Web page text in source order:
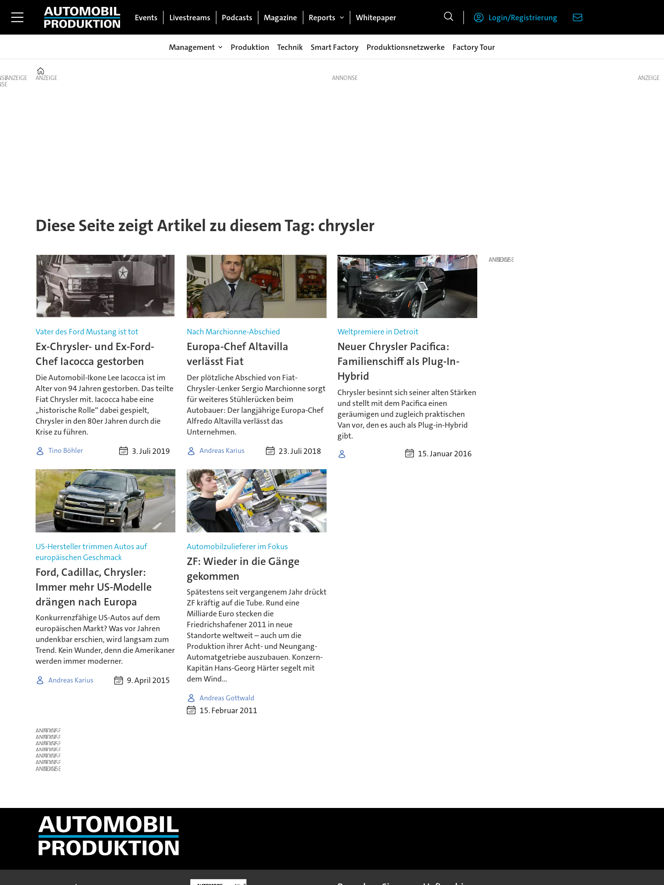
Events Livestreams Podcasts Magazine Reports Whitepaper Login/Registrierung
Management Produktion Technik Smart Factory Produktionsnetzwerke Factory Tour
ANZEIGE ANZEIGE
Diese Seite zeigt Artikel zu diesem Tag: chrysler
Vater des Ford Mustang ist tot
Ex-Chrysler- und Ex-Ford-
Chef Iacocca gestorben
Die Automobil-Ikone Lee Iacocca ist im
Alter von 94 Jahren gestorben. Das teilte
Fiat Chrysler mit. Iacocca habe eine
„historische Rolle“ dabei gespielt,
Chrysler in den 80er Jahren durch die
Krise zu führen.
Tino Böhler 3. Juli 2019
Nach Marchionne-Abschied
Europa-Chef Altavilla
verlässt Fiat
Der plötzliche Abschied von Fiat-
Chrysler-Lenker Sergio Marchionne sorgt
für weiteres Stühlerücken beim
Autobauer: Der langjährige Europa-Chef
Alfredo Altavilla verlässt das
Unternehmen.
Andreas Karius 23. Juli 2018
Weltpremiere in Detroit
Neuer Chrysler Pacifica:
Familienschiff als Plug-In-
Hybrid
Chrysler besinnt sich seiner alten Stärken
und stellt mit dem Pacifica einen
geräumigen und zugleich praktischen
Van vor, den es auch als Plug-in-Hybrid
gibt.
15. Januar 2016
ANZEIGE
US-Hersteller trimmen Autos auf
europäischen Geschmack
Ford, Cadillac, Chrysler:
Immer mehr US-Modelle
drängen nach Europa
Konkurrenzfähige US-Autos auf dem
europäischen Markt? Was vor Jahren
undenkbar erschien, wird langsam zum
Trend. Kein Wunder, denn die Amerikaner
werden immer moderner.
Andreas Karius 9. April 2015
Automobilzulieferer im Fokus
ZF: Wieder in die Gänge
gekommen
Spätestens seit vergangenem Jahr drückt
ZF kräftig auf die Tube. Rund eine
Milliarde Euro stecken die
Friedrichshafener 2011 in neue
Standorte weltweit – auch um die
Produktion ihrer Acht- und Neungang-
Automatgetriebe auszubauen. Konzern-
Kapitän Hans-Georg Härter segelt mit
dem Wind...
Andreas Gottwald
15. Februar 2011
ANZEIGE
ANZEIGE
ANZEIGE
ANZEIGE
ANZEIGE
ANZEIGE
ANZEIGE
ANZEIGE